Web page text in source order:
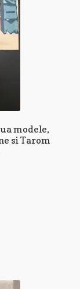
modele,
si Tarom